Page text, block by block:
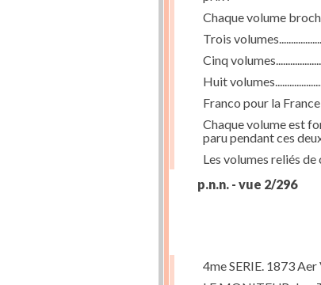
Chaque volume
Trois
Cinq
Huit
Franco pour la
Chaque volume est
paru pendant ces
Les volumes reliés
p.n.n. - vue 2/296
4me SERIE. 1873